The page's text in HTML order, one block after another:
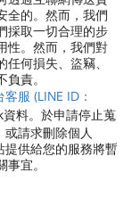
全的。然而，我們
採取一切合理的步
性。然而，我們對
何損失、盜竊、
責。
服 (LINE ID：
料。於申請停止蒐
請求刪除個人
提供給您的服務將暫
宜。